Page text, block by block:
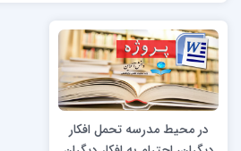
در محیط مدرسه تحمل افکار